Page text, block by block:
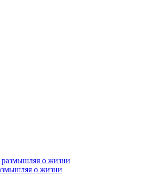
о жизни